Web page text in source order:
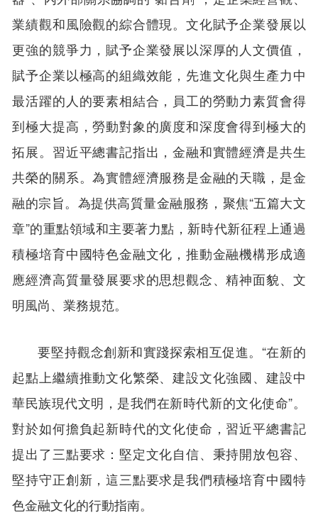
業績觀和風險觀的綜合體現。文化賦予企業發展以
更強的競爭力，賦予企業發展以深厚的人文價值，
賦予企業以極高的組織效能，先進文化與生產力中
最活躍的人的要素相結合，員工的勞動力素質會得
到極大提高，勞動對象的廣度和深度會得到極大的
拓展。習近平總書記指出，金融和實體經濟是共生
共榮的關系。為實體經濟服務是金融的天職，是金
融的宗旨。為提供高質量金融服務，聚焦“五篇大文
章”的重點領域和主要著力點，新時代新征程上通過
積極培育中國特色金融文化，推動金融機構形成適
應經濟高質量發展要求的思想觀念、精神面貌、文
明風尚、業務規范。
要堅持觀念創新和實踐探索相互促進。“在新的
起點上繼續推動文化繁榮、建設文化強國、建設中
華民族現代文明，是我們在新時代新的文化使命”。
對於如何擔負起新時代的文化使命，習近平總書記
提出了三點要求：堅定文化自信、秉持開放包容、
堅持守正創新，這三點要求是我們積極培育中國特
色金融文化的行動指南。